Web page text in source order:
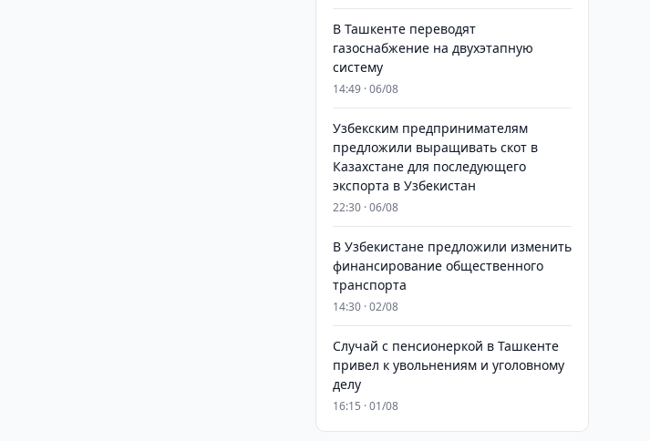
В Ташкенте переводят
газоснабжение на двухэтапную
систему
14:49 · 06/08
Узбекским предпринимателям
предложили выращивать скот в
Казахстане для последующего
экспорта в Узбекистан
22:30 · 06/08
В Узбекистане предложили изменить
финансирование общественного
транспорта
14:30 · 02/08
Случай с пенсионеркой в Ташкенте
привел к увольнениям и уголовному
делу
16:15 · 01/08